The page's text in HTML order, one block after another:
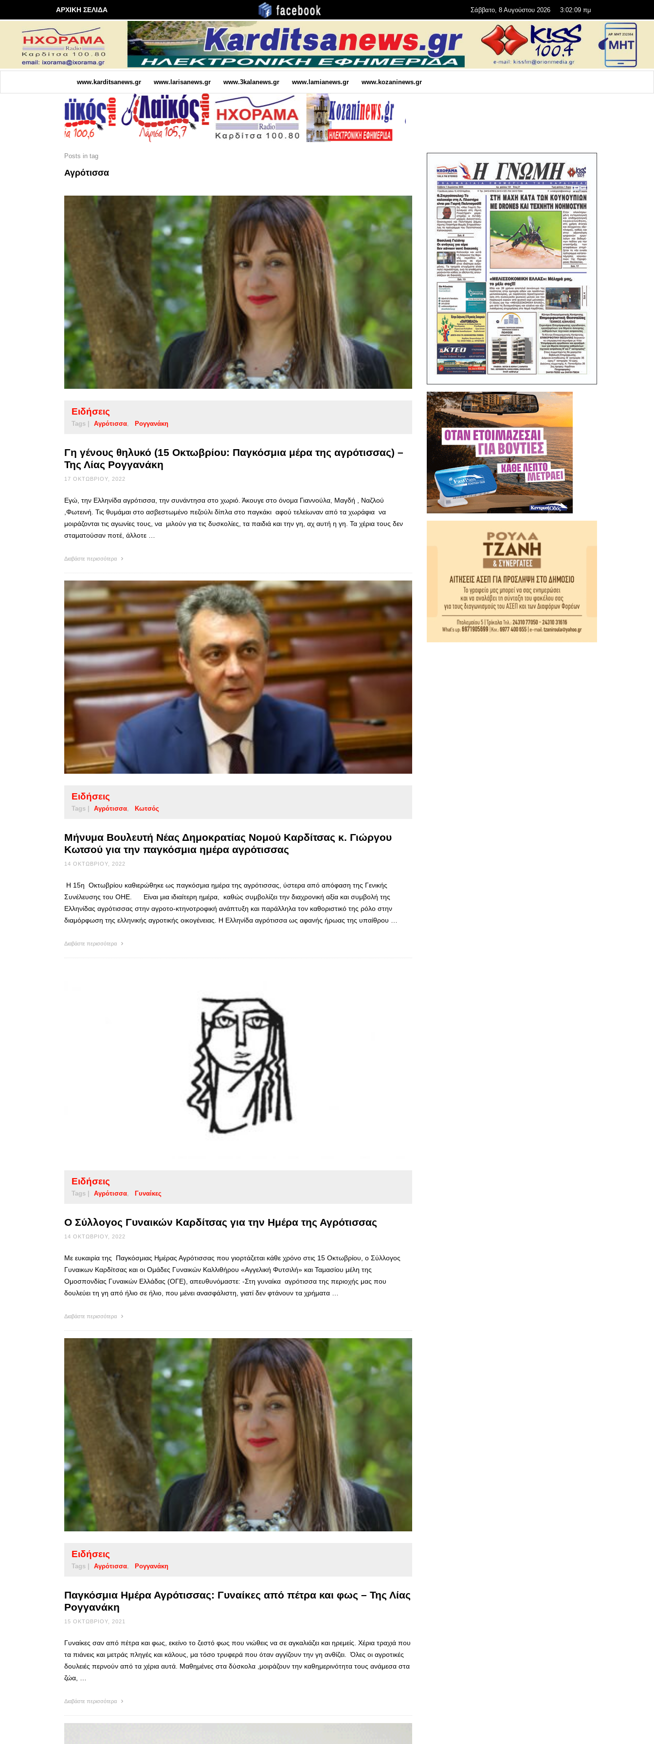
ΑΡΧΙΚΗ ΣΕΛΙΔΑ Σάββατο, 8 Αυγούστου 2026 3:02:11 πμ
www.karditsanews.gr www.larisanews.gr www.3kalanews.gr www.lamianews.gr www.kozaninews.gr
Posts in tag
Αγρότισσα
Ειδήσεις
Tags | Αγρότισσα Ρογγανάκη
Γη γένους θηλυκό (15 Οκτωβρίου: Παγκόσμια μέρα της αγρότισσας) –
Της Λίας Ρογγανάκη
17 ΟΚΤΩΒΡΊΟΥ, 2022
Εγώ, την Ελληνίδα αγρότισσα, την συνάντησα στο χωριό. Άκουγε στο όνομα Γιαννούλα, Μαγδή , Ναζλού
,Φωτεινή. Τις θυμάμαι στο ασβεστωμένο πεζούλι δίπλα στο παγκάκι αφού τελείωναν από τα χωράφια να
μοιράζονται τις αγωνίες τους, να μιλούν για τις δυσκολίες, τα παιδιά και την γη, αχ αυτή η γη. Τα χέρια τους δεν
σταματούσαν ποτέ, άλλοτε …
Διαβάστε περισσότερα
Ειδήσεις
Tags | Αγρότισσα Κωτσός
Μήνυμα Βουλευτή Νέας Δημοκρατίας Νομού Καρδίτσας κ. Γιώργου
Κωτσού για την παγκόσμια ημέρα αγρότισσας
14 ΟΚΤΩΒΡΊΟΥ, 2022
Η 15η Οκτωβρίου καθιερώθηκε ως παγκόσμια ημέρα της αγρότισσας, ύστερα από απόφαση της Γενικής
Συνέλευσης του ΟΗΕ. Είναι μια ιδιαίτερη ημέρα, καθώς συμβολίζει την διαχρονική αξία και συμβολή της
Ελληνίδας αγρότισσας στην αγροτο-κτηνοτροφική ανάπτυξη και παράλληλα τον καθοριστικό της ρόλο στην
διαμόρφωση της ελληνικής αγροτικής οικογένειας. Η Ελληνίδα αγρότισσα ως αφανής ήρωας της υπαίθρου …
Διαβάστε περισσότερα
Ειδήσεις
Tags | Αγρότισσα Γυναίκες
Ο Σύλλογος Γυναικών Καρδίτσας για την Ημέρα της Αγρότισσας
14 ΟΚΤΩΒΡΊΟΥ, 2022
Με ευκαιρία της Παγκόσμιας Ημέρας Αγρότισσας που γιορτάζεται κάθε χρόνο στις 15 Οκτωβρίου, ο Σύλλογος
Γυναικων Καρδίτσας και οι Ομάδες Γυναικών Καλλιθήρου «Αγγελική Φυτσιλή» και Ταμασίου μέλη της
Ομοσπονδίας Γυναικών Ελλάδας (ΟΓΕ), απευθυνόμαστε: -Στη γυναίκα αγρότισσα της περιοχής μας που
δουλεύει τη γη από ήλιο σε ήλιο, που μένει ανασφάλιστη, γιατί δεν φτάνουν τα χρήματα …
Διαβάστε περισσότερα
Ειδήσεις
Tags | Αγρότισσα Ρογγανάκη
Παγκόσμια Ημέρα Αγρότισσας: Γυναίκες από πέτρα και φως – Της Λίας
Ρογγανάκη
15 ΟΚΤΩΒΡΊΟΥ, 2021
Γυναίκες σαν από πέτρα και φως, εκείνο το ζεστό φως που νιώθεις να σε αγκαλιάζει και ηρεμείς. Χέρια τραχιά που
τα πιάνεις και μετράς πληγές και κάλους, μα τόσο τρυφερά που όταν αγγίζουν την γη ανθίζει. Όλες οι αγροτικές
δουλειές περνούν από τα χέρια αυτά. Μαθημένες στα δύσκολα ,μοιράζουν την καθημερινότητα τους ανάμεσα στα
ζώα, …
Διαβάστε περισσότερα